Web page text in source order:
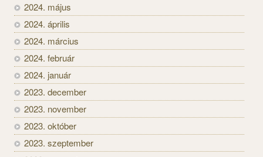
2024. május
2024. április
2024. március
2024. február
2024. január
2023. december
2023. november
2023. október
2023. szeptember